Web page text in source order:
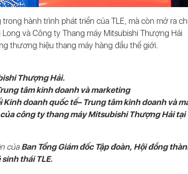
hành trình phát triển của TLE, mà còn mở ra
và Công ty Thang máy Mitsubishi Thượng Hải
thương hiệu thang máy hàng đầu thế giới.
Thượng Hải.
tâm kinh doanh và marketing
Kinh doanh quốc tế– Trung tâm kinh doanh và
công ty thang máy Mitsubishi Thượng Hải tại
của Ban Tổng Giám đốc Tập đoàn, Hội đồng
thái TLE.